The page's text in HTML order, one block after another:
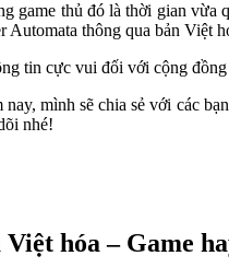
game thủ đó là thời gian vừa
Automata thông qua bản Việt
tin cực vui đối với cộng
nay, mình sẽ chia sẻ với các
nhé!
hóa – Game